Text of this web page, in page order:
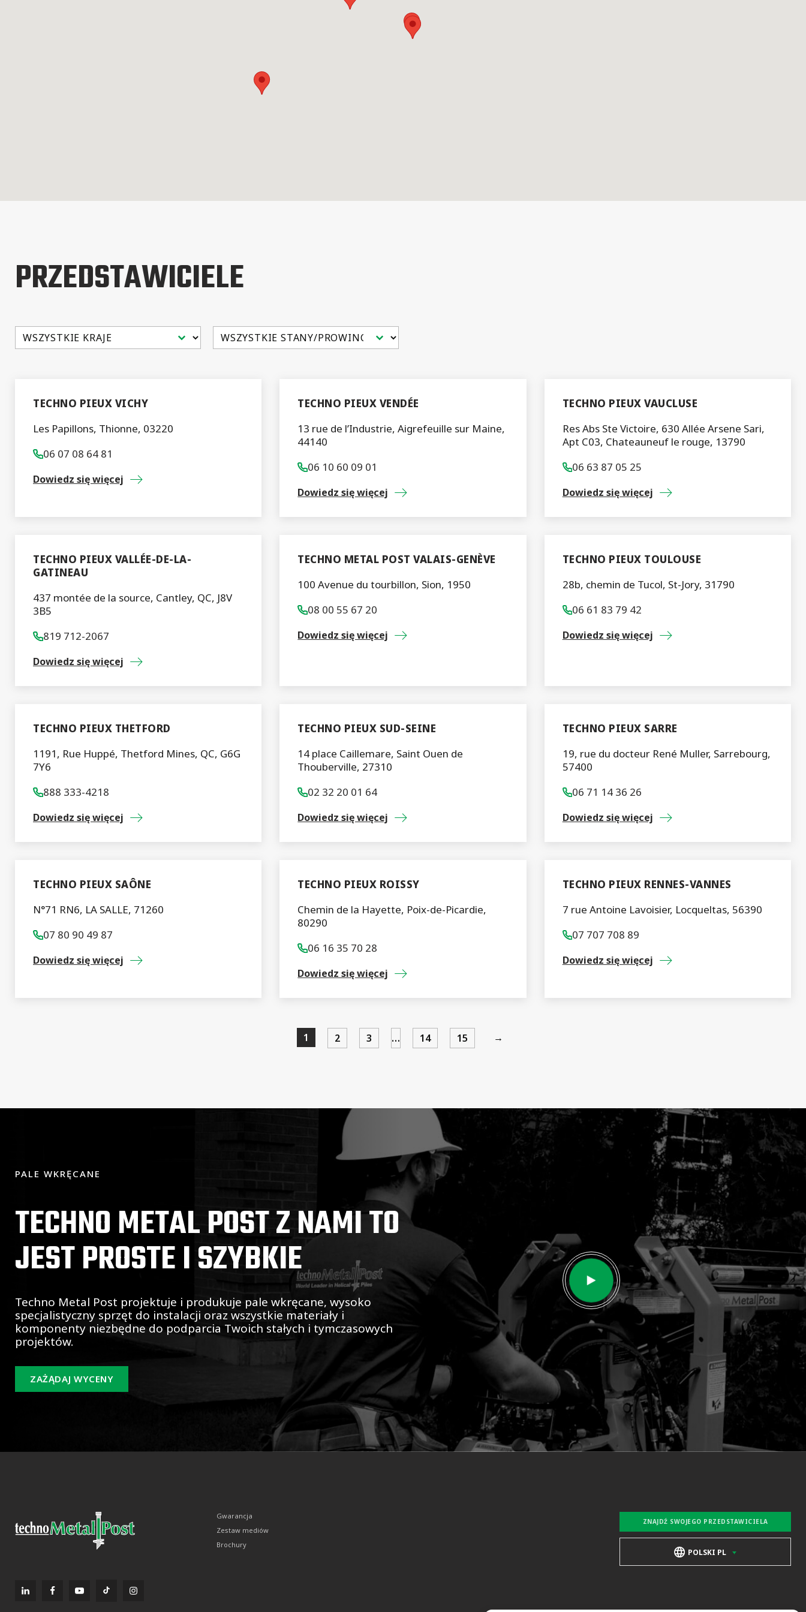
PRZEDSTAWICIELE
Select content Select content
TECHNO PIEUX VICHY
Les Papillons, Thionne, 03220
06 07 08 64 81
Dowiedz się więcej
TECHNO PIEUX VENDÉE
13 rue de l’Industrie, Aigrefeuille sur Maine,
44140
06 10 60 09 01
Dowiedz się więcej
TECHNO PIEUX VAUCLUSE
Res Abs Ste Victoire, 630 Allée Arsene Sari,
Apt C03, Chateauneuf le rouge, 13790
06 63 87 05 25
Dowiedz się więcej
TECHNO PIEUX VALLÉE-DE-LA-
GATINEAU
437 montée de la source, Cantley, QC, J8V
3B5
819 712-2067
Dowiedz się więcej
TECHNO METAL POST VALAIS-GENÈVE
100 Avenue du tourbillon, Sion, 1950
08 00 55 67 20
Dowiedz się więcej
TECHNO PIEUX TOULOUSE
28b, chemin de Tucol, St-Jory, 31790
06 61 83 79 42
Dowiedz się więcej
TECHNO PIEUX THETFORD
1191, Rue Huppé, Thetford Mines, QC, G6G
7Y6
888 333-4218
Dowiedz się więcej
TECHNO PIEUX SUD-SEINE
14 place Caillemare, Saint Ouen de
Thouberville, 27310
02 32 20 01 64
Dowiedz się więcej
TECHNO PIEUX SARRE
19, rue du docteur René Muller, Sarrebourg,
57400
06 71 14 36 26
Dowiedz się więcej
TECHNO PIEUX SAÔNE
N°71 RN6, LA SALLE, 71260
07 80 90 49 87
Dowiedz się więcej
TECHNO PIEUX ROISSY
Chemin de la Hayette, Poix-de-Picardie,
80290
06 16 35 70 28
Dowiedz się więcej
TECHNO PIEUX RENNES-VANNES
7 rue Antoine Lavoisier, Locqueltas, 56390
07 707 708 89
Dowiedz się więcej
1 2 3 … 14 15 →
PALE WKRĘCANE
TECHNO METAL POST Z NAMI TO
JEST PROSTE I SZYBKIE
Techno Metal Post projektuje i produkuje pale wkręcane, wysoko
specjalistyczny sprzęt do instalacji oraz wszystkie materiały i
komponenty niezbędne do podparcia Twoich stałych i tymczasowych
projektów.
ZAŻĄDAJ WYCENY
Gwarancja
Zestaw mediów
Brochury
ZNAJDŹ SWOJEGO PRZEDSTAWICIELA
POLSKI PL